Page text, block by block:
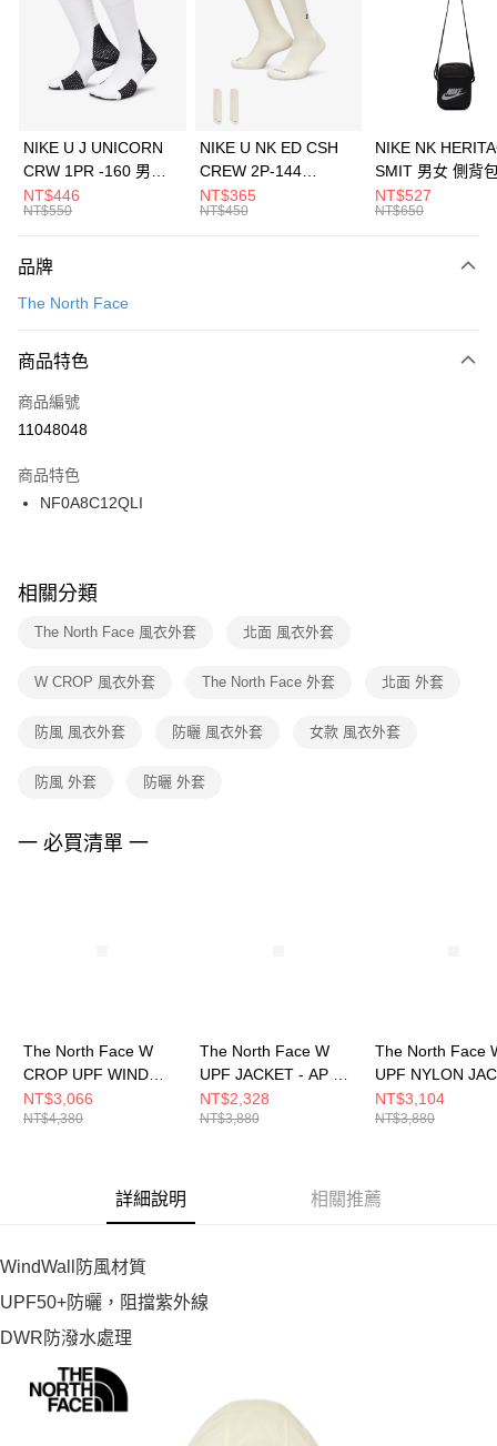
3 期 0 利率 每期 21家銀行
合作金庫商業銀行
第一商業銀行
華南商業銀行
彰化商業銀行
上海商業儲蓄銀行
元大商業銀行
台灣樂天信用卡公司
Apple Pay
全盈+PAY
AFTEE先享後付
【關於「AFTEE先享後付」】
便利好安心！
３．安心：先確認商品／服務後，再付款。
【「AFTEE先享後付」結帳流程】
１．於結帳方式選擇「AFTEE先享後付」後，將跳轉至「AFTEE先享後付」
２．訂單成立數日內，您將收到繳費通知簡訊。
３．收到繳費通知簡訊後14天內，點擊此簡訊中的連結，可透過四大超商／
ATM／網路銀行／等多元方式進行付款，方視為交易完成。
※ 交易是否成功請以「AFTEE先享後付 」之結帳頁面顯示為準，若有關於
是否繳費成功／繳費後需取消欲退款等相關疑問，請聯繫「AFTEE先享後付
客戶支援中心」https://netprotections.freshdesk.com/support/home
１．透過由恩沛科技股份有限公司提供之「AFTEE先享後付」服務完成之交
權轉讓予恩沛科技股份有限公司。
３．未成年的使用者請事先徵得法定代理人或監護人之同意方可使用
４．使用「AFTEE先享後付」時，將依據個別帳號之用戶狀況，依本公司即
運送方式
每筆NT$100，滿NT$1,500(含以上)免運費
宅配
每筆NT$100，滿NT$1,500(含以上)免運費
付款後門市自取
每筆NT$100，滿NT$1,500(含以上)免運費
NIKE U J UNICORN
CRW 1PR -160 男女
中統襪 FZ3393100
NT$446
NT$550
NIKE U NK ED CSH
CREW 2P-144
EMBRDY 男女 短統襪
FZ3073133
NT$365
NT$450
NIKE NK
SMIT 男女 側背
BA5871010
NT$527
NT$650
品牌
The North Face
商品特色
商品編號
11048048
商品特色
NF0A8C12QLI
相關分類
The North Face 風衣外套 北面 風衣外套
W CROP 風衣外套 The North Face 外套 北面 外套
防風 風衣外套 防曬 風衣外套 女款 風衣外套
防風 外套 防曬 外套
一 必買清單 一
The North Face W
CROP UPF WIND
JACKET - AP 女 風衣
外套 NF0A8C12G70
NT$3,066
NT$4,380
The North Face W
UPF JACKET - AP 女
風衣外套
NF0A8EXE0SO
NT$2,328
NT$3,880
The North Face
UPF NYLON
- AP 女 風衣外套
NF0A8JSW0SO
NT$3,104
NT$3,880
詳細說明 相關推薦
WindWall防風材質
UPF50+防曬，阻擋紫外線
DWR防潑水處理